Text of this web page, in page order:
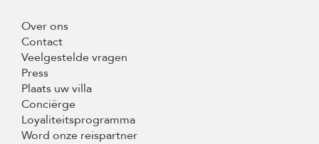
Over ons
Contact
Veelgestelde vragen
Press
Plaats uw villa
Conciërge
Loyaliteitsprogramma
Word onze reispartner